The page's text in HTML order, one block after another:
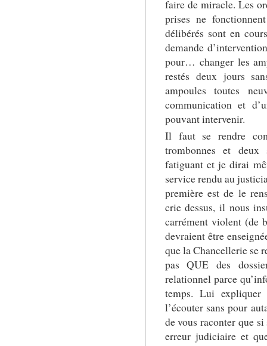
faire de miracle. Les
prises ne
délibérés sont en
demande
pour… changer les
restés deux jours
ampoules toutes
communication et
pouvant intervenir.
Il faut se rendre
trombonnes et deux
fatiguant et je dirai
service rendu au
première est de le
crie dessus, il nous
carrément violent (de
devraient être
que la Chancellerie se
pas QUE des
relationnel parce
temps. Lui
l’écouter sans pour
de vous raconter que
erreur judiciaire et